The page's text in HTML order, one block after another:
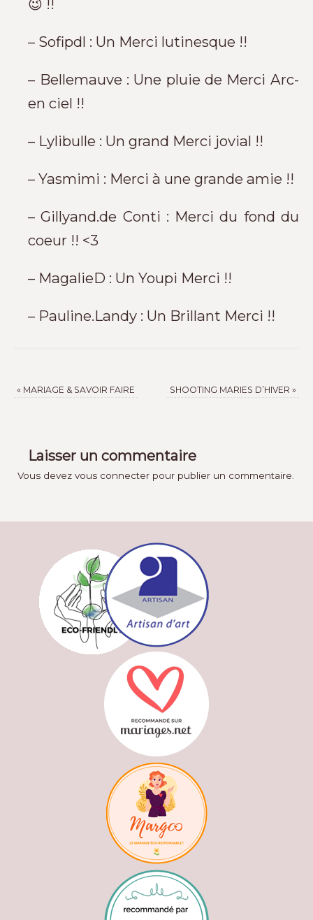
😉 !!
– Sofipdl : Un Merci lutinesque !!
– Bellemauve : Une pluie de Merci Arc-
en ciel !!
– Lylibulle : Un grand Merci jovial !!
– Yasmimi : Merci à une grande amie !!
– Gillyand.de Conti : Merci du fond du
coeur !! <3
– MagalieD : Un Youpi Merci !!
– Pauline.Landy : Un Brillant Merci !!
« MARIAGE & SAVOIR FAIRE SHOOTING MARIES D’HIVER »
Laisser un commentaire
Vous devezvous connecter pour publier un commentaire.